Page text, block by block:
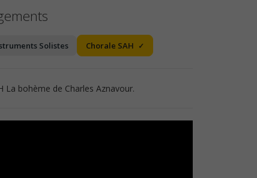
Solistes Chorale SAH
La bohème de Charles Aznavour.